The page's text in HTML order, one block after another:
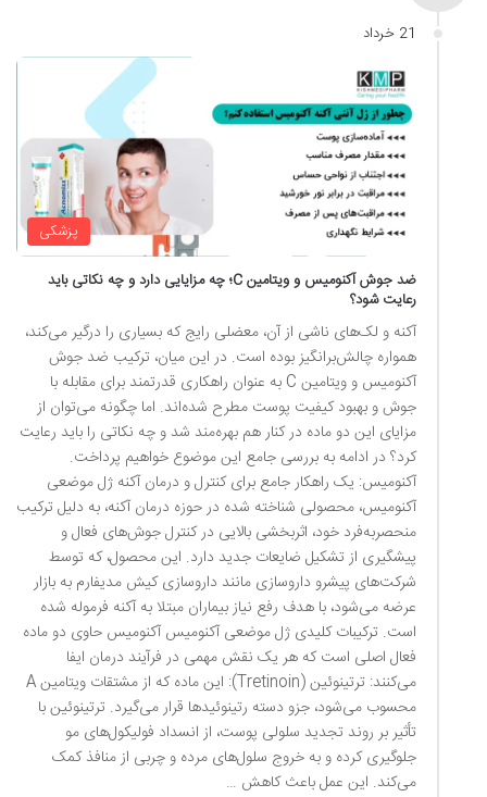
21 خرداد
پزشکی
ضد جوش آکنومیس و ویتامین C؛ چه مزایایی دارد و چه نکاتی باید
رعایت شود؟
آکنه و لک‌های ناشی از آن، معضلی رایج که بسیاری را درگیر می‌کند،
همواره چالش‌برانگیز بوده است. در این میان، ترکیب ضد جوش
آکنومیس و ویتامین C به عنوان راهکاری قدرتمند برای مقابله با
جوش و بهبود کیفیت پوست مطرح شده‌اند. اما چگونه می‌توان از
مزایای این دو ماده در کنار هم بهره‌مند شد و چه نکاتی را باید رعایت
کرد؟ در ادامه به بررسی جامع این موضوع خواهیم پرداخت.
آکنومیس: یک راهکار جامع برای کنترل و درمان آکنه ژل موضعی
آکنومیس، محصولی شناخته شده در حوزه درمان آکنه، به دلیل ترکیب
منحصربه‌فرد خود، اثربخشی بالایی در کنترل جوش‌های فعال و
پیشگیری از تشکیل ضایعات جدید دارد. این محصول، که توسط
شرکت‌های پیشرو داروسازی مانند داروسازی کیش مدیفارم به بازار
عرضه می‌شود، با هدف رفع نیاز بیماران مبتلا به آکنه فرموله شده
است. ترکیبات کلیدی ژل موضعی آکنومیس آکنومیس حاوی دو ماده
فعال اصلی است که هر یک نقش مهمی در فرآیند درمان ایفا
می‌کنند: ترتینوئین (Tretinoin): این ماده که از مشتقات ویتامین A
محسوب می‌شود، جزو دسته رتینوئیدها قرار می‌گیرد. ترتینوئین با
تأثیر بر روند تجدید سلولی پوست، از انسداد فولیکول‌های مو
جلوگیری کرده و به خروج سلول‌های مرده و چربی از منافذ کمک
می‌کند. این عمل باعث کاهش …